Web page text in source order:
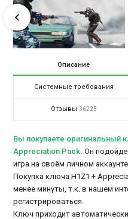
Описание
Системные требования
Отзывы 36225
Вы покупаете оригинальный
Appreciation Pack. Он
игра на своём личном
Покупка ключа H1Z1 +
менее минуты, т.к. в нашем
регистрироваться.
Ключ приходит